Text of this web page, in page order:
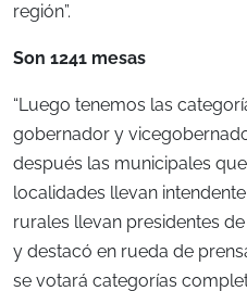
región”.
Son 1241 mesas
“Luego tenemos las
gobernador y
después las municipales
localidades llevan
rurales llevan presidentes
y destacó en rueda de
se votará categorías